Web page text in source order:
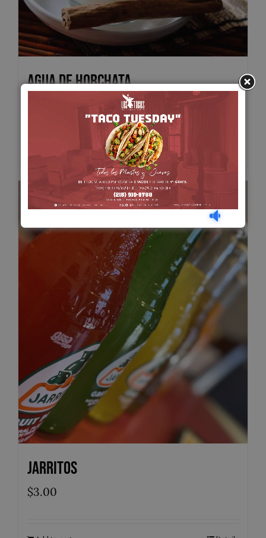
Agua de Horchata
Add to cart
Jarritos
$3.00